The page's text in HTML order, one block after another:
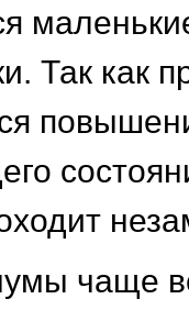
Так как
чаще